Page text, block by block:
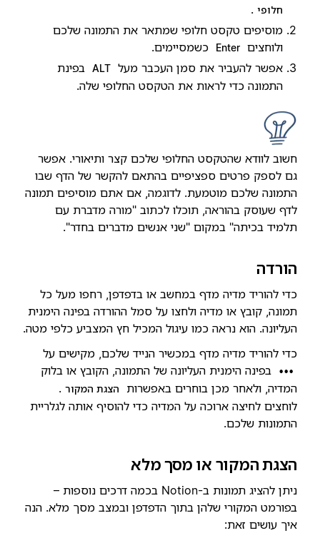
חלופי .
מוסיפים טקסט חלופי שמתאר את התמונה שלכם
ולוחצים Enter
כשמסיימים.
אפשר להעביר את סמן העכבר מעל ALT בפינת
התמונה כדי לראות את הטקסט החלופי שלה.
חשוב לוודא שהטקסט החלופי שלכם קצר ותיאורי. אפשר
גם לספק פרטים ספציפיים בהתאם להקשר של הדף שבו
התמונה שלכם מוטמעת. לדוגמה, אם אתם מוסיפים תמונה
לדף שעוסק בהוראה, תוכלו לכתוב "מורה מדברת עם
תלמיד בכיתה" במקום "שני אנשים מדברים בחדר".
הורדה
כדי להוריד מדיה מדף במחשב או בדפדפן, רחפו מעל כל
תמונה, קובץ או מדיה ולחצו על סמל ההורדה בפינה הימנית
העליונה. הוא נראה כמו עיגול המכיל חץ המצביע כלפי מטה.
כדי להוריד מדיה מדף במכשיר הנייד שלכם, מקישים על
•••
בפינה הימנית העליונה של התמונה, הקובץ או בלוק
המדיה, ולאחר מכן בוחרים באפשרות
הצגת המקור .
לוחצים לחיצה ארוכה על המדיה כדי להוסיף אותה לגלריית
התמונות שלכם.
הצגת המקור או מסך מלא
ניתן להציג תמונות ב-Notion בכמה דרכים נוספות –
בפורמט המקורי שלהן בתוך הדפדפן ובמצב מסך מלא. הנה
איך עושים זאת: